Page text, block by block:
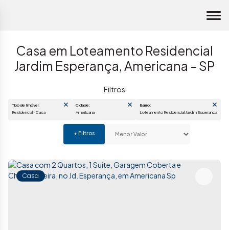
Casa em Loteamento Residencial
Jardim Esperança, Americana - SP
Americana
Casa